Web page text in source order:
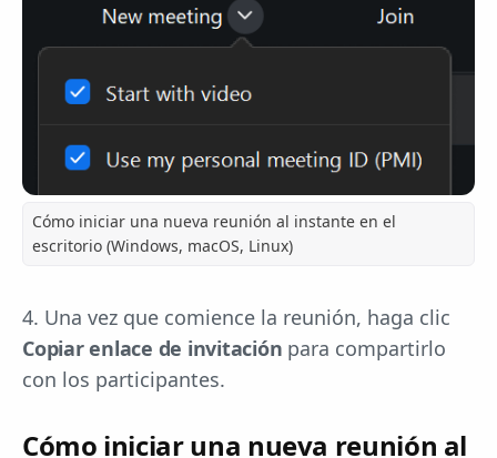
Cómo iniciar una nueva reunión al instante en el
escritorio (Windows, macOS, Linux)
4. Una vez que comience la reunión, haga clic
Copiar enlace de invitación para compartirlo
con los participantes.
Cómo iniciar una nueva reunión al